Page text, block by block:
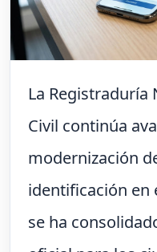
La Registraduría
Civil continúa
modernización
identificación en
se ha